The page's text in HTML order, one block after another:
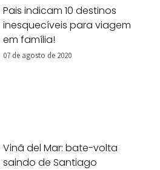
Pais indicam 10 destinos
inesquecíveis para viagem
em família!
07 de agosto de 2020
Vinã del Mar: bate-volta
saindo de Santiago